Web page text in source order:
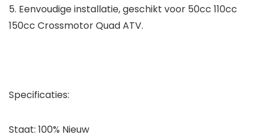
5. Eenvoudige installatie, geschikt voor 50cc 110cc
150cc Crossmotor Quad ATV.
Specificaties:
Staat: 100% Nieuw